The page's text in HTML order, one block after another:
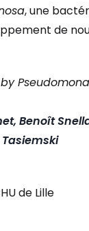
, une
de
Benoît
de Lille